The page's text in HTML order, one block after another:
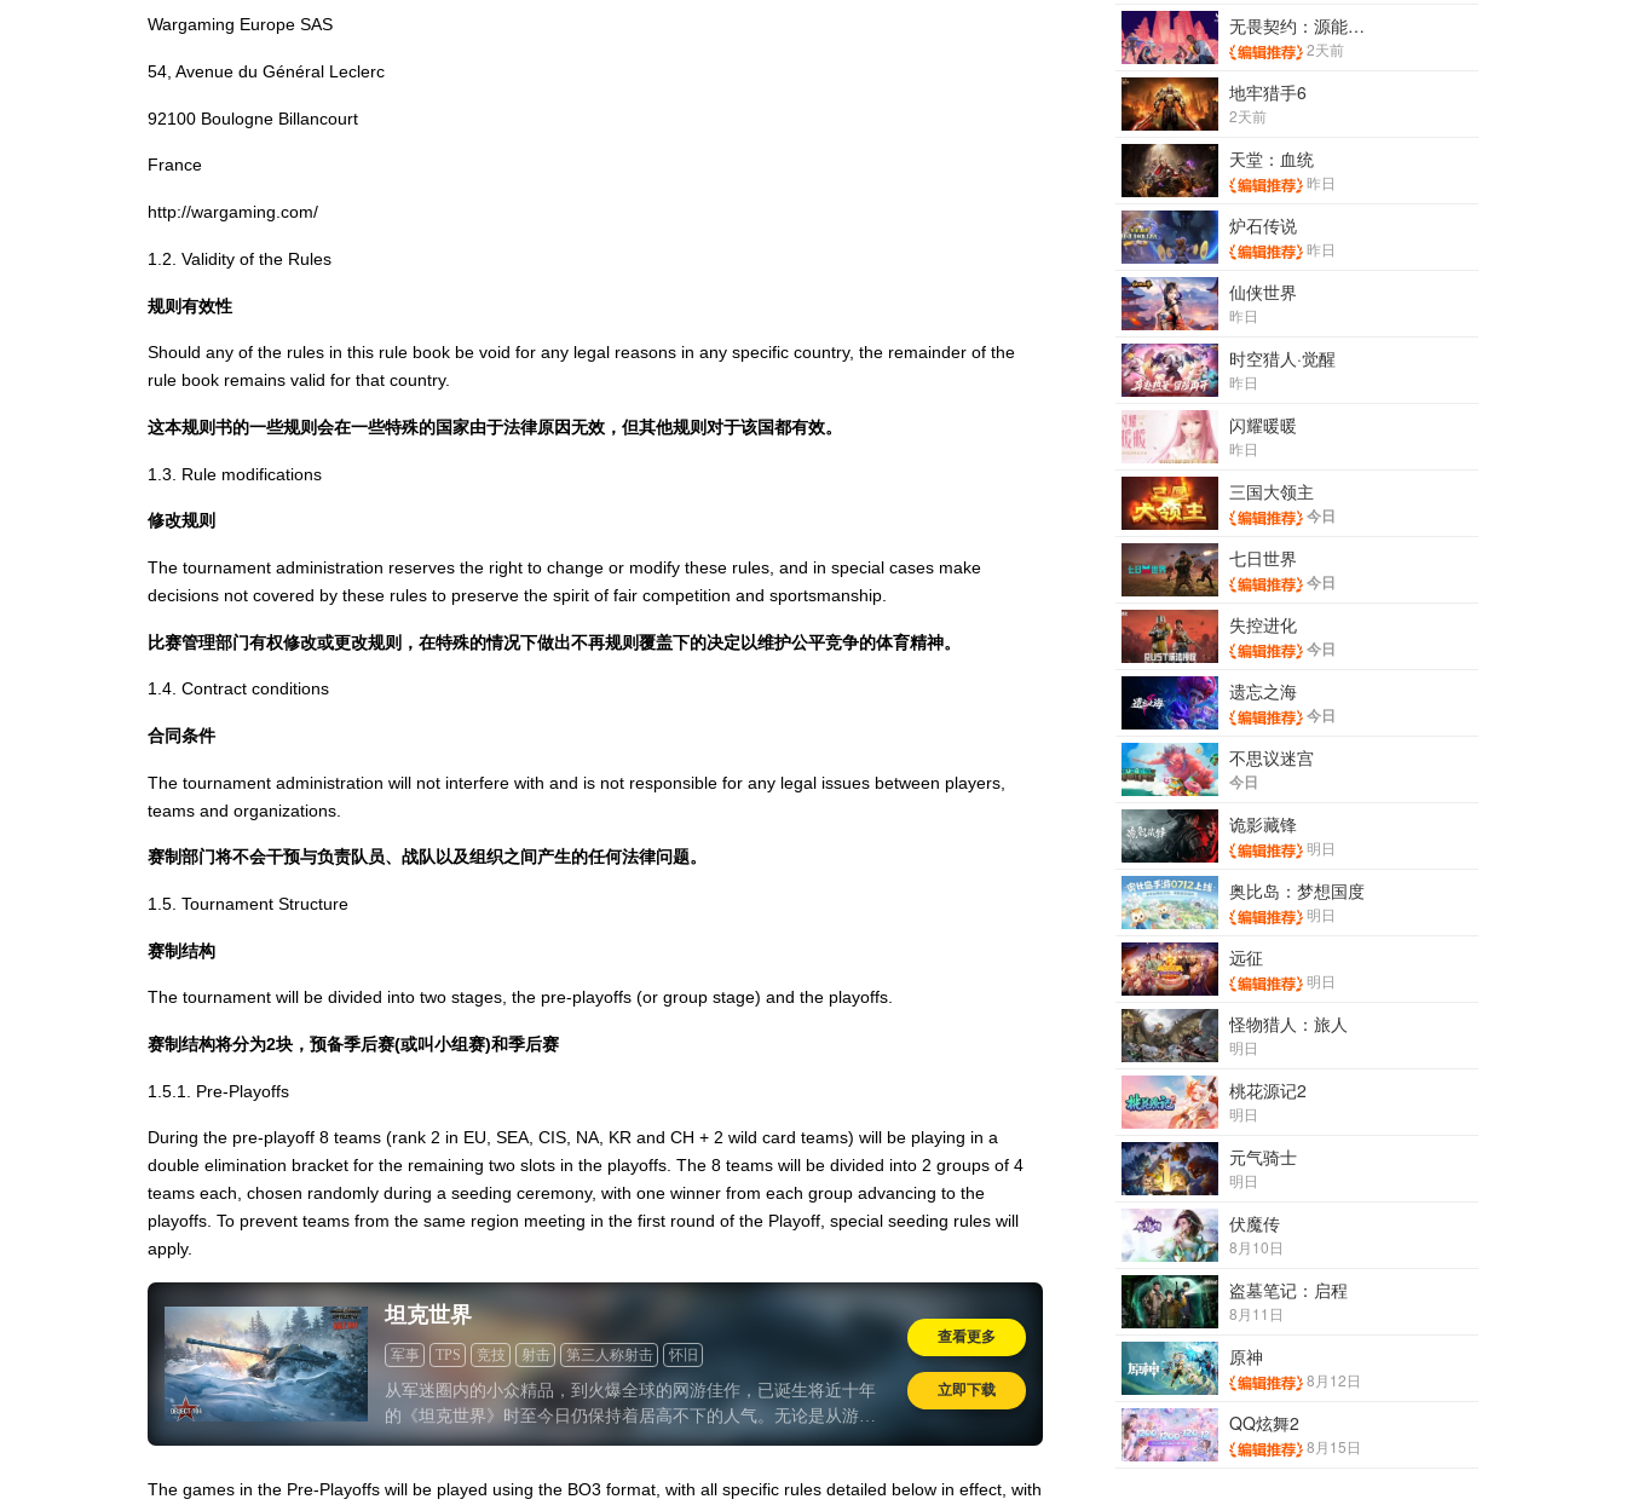
Wargaming Europe SAS
54, Avenue du Général Leclerc
92100 Boulogne Billancourt
France
http://wargaming.com/
1.2. Validity of the Rules
规则有效性
Should any of the rules in this rule book be void for any legal reasons in any specific country, the remainder of the
rule book remains valid for that country.
这本规则书的一些规则会在一些特殊的国家由于法律原因无效，但其他规则对于该国都有效。
1.3. Rule modifications
修改规则
The tournament administration reserves the right to change or modify these rules, and in special cases make
decisions not covered by these rules to preserve the spirit of fair competition and sportsmanship.
比赛管理部门有权修改或更改规则，在特殊的情况下做出不再规则覆盖下的决定以维护公平竞争的体育精神。
1.4. Contract conditions
合同条件
The tournament administration will not interfere with and is not responsible for any legal issues between players,
teams and organizations.
赛制部门将不会干预与负责队员、战队以及组织之间产生的任何法律问题。
1.5. Tournament Structure
赛制结构
The tournament will be divided into two stages, the pre-playoffs (or group stage) and the playoffs.
赛制结构将分为2块，预备季后赛(或叫小组赛)和季后赛
1.5.1. Pre-Playoffs
During the pre-playoff 8 teams (rank 2 in EU, SEA, CIS, NA, KR and CH + 2 wild card teams) will be playing in a
double elimination bracket for the remaining two slots in the playoffs. The 8 teams will be divided into 2 groups of 4
teams each, chosen randomly during a seeding ceremony, with one winner from each group advancing to the
playoffs. To prevent teams from the same region meeting in the first round of the Playoff, special seeding rules will
apply.
坦克世界
军事 TPS 竞技 射击 第三人称射击 怀旧
从军迷圈内的小众精品，到火爆全球的网游佳作，已诞生将近十年
的《坦克世界》时至今日仍保持着居高不下的人气。无论是从游戏
质量还是官方的态度来看，现如今的《坦克世界》都配得上“历久弥
查看更多
立即下载
The games in the Pre-Playoffs will be played using the BO3 format, with all specific rules detailed below in effect, with
无畏契约：源能行动
2天前
地牢猎手6
2天前
天堂：血统
昨日
炉石传说
昨日
仙侠世界
昨日
时空猎人·觉醒
昨日
闪耀暖暖
昨日
三国大领主
今日
七日世界
今日
失控进化
今日
遗忘之海
今日
不思议迷宫
今日
诡影藏锋
明日
奥比岛：梦想国度
明日
远征
明日
怪物猎人：旅人
明日
桃花源记2
明日
元气骑士
明日
伏魔传
8月10日
盗墓笔记：启程
8月11日
原神
8月12日
QQ炫舞2
8月15日